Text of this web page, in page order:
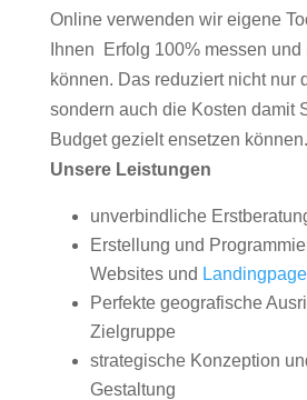
Online verwenden wir eigene
Ihnen Erfolg 100% messen
können. Das reduziert nicht nur
sondern auch die Kosten damit
Budget gezielt ensetzen können.
Unsere Leistungen
unverbindliche
Erstellung und
Websites und
Perfekte geografische
Zielgruppe
strategische Konzeption
Gestaltung